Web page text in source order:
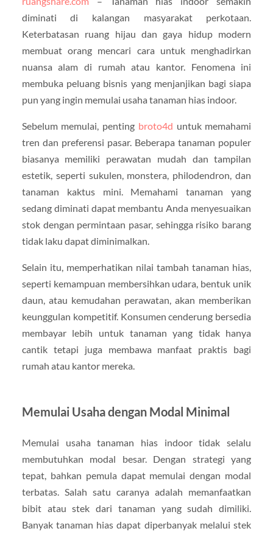
diminati di kalangan masyarakat perkotaan.
Keterbatasan ruang hijau dan gaya hidup modern
membuat orang mencari cara untuk menghadirkan
nuansa alam di rumah atau kantor. Fenomena ini
membuka peluang bisnis yang menjanjikan bagi siapa
pun yang ingin memulai usaha tanaman hias indoor.
Sebelum memulai, penting broto4d untuk memahami
tren dan preferensi pasar. Beberapa tanaman populer
biasanya memiliki perawatan mudah dan tampilan
estetik, seperti sukulen, monstera, philodendron, dan
tanaman kaktus mini. Memahami tanaman yang
sedang diminati dapat membantu Anda menyesuaikan
stok dengan permintaan pasar, sehingga risiko barang
tidak laku dapat diminimalkan.
Selain itu, memperhatikan nilai tambah tanaman hias,
seperti kemampuan membersihkan udara, bentuk unik
daun, atau kemudahan perawatan, akan memberikan
keunggulan kompetitif. Konsumen cenderung bersedia
membayar lebih untuk tanaman yang tidak hanya
cantik tetapi juga membawa manfaat praktis bagi
rumah atau kantor mereka.
Memulai Usaha dengan Modal Minimal
Memulai usaha tanaman hias indoor tidak selalu
membutuhkan modal besar. Dengan strategi yang
tepat, bahkan pemula dapat memulai dengan modal
terbatas. Salah satu caranya adalah memanfaatkan
bibit atau stek dari tanaman yang sudah dimiliki.
Banyak tanaman hias dapat diperbanyak melalui stek